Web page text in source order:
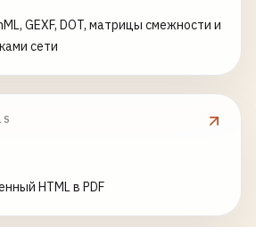
GEXF, DOT, матрицы смежности и
сети
HTML в PDF